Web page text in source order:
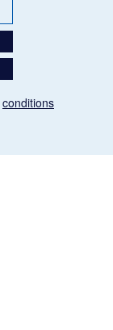
conditions